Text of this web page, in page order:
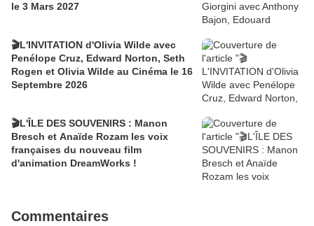
le 3 Mars 2027
🎬L'INVITATION d'Olivia Wilde avec
Penélope Cruz, Edward Norton, Seth
Rogen et Olivia Wilde au Cinéma le 16
Septembre 2026
🎬L'ÎLE DES SOUVENIRS : Manon
Bresch et Anaïde Rozam les voix
françaises du nouveau film
d'animation DreamWorks !
Commentaires